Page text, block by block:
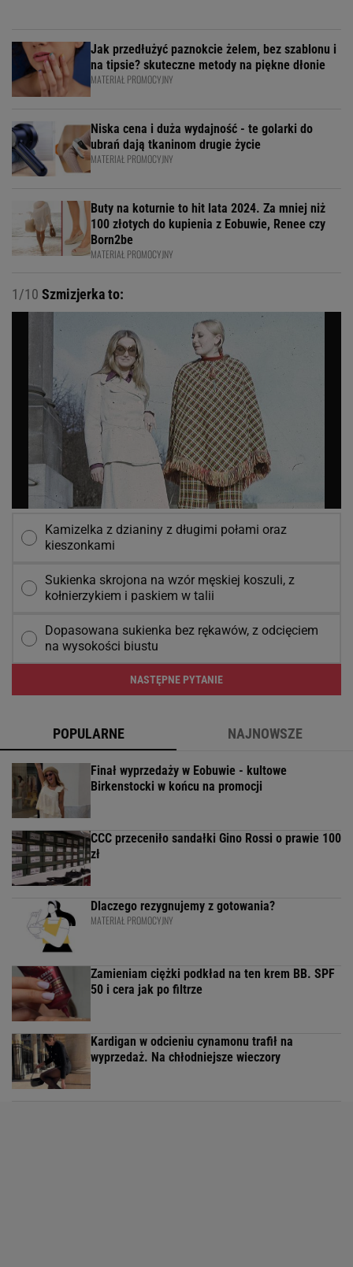
Jak przedłużyć paznokcie żelem, bez szablonu i
na tipsie? skuteczne metody na piękne dłonie
MATERIAŁ PROMOCYJNY
Niska cena i duża wydajność - te golarki do
ubrań dają tkaninom drugie życie
MATERIAŁ PROMOCYJNY
Buty na koturnie to hit lata 2024. Za mniej niż
100 złotych do kupienia z Eobuwie, Renee czy
Born2be
MATERIAŁ PROMOCYJNY
1/10 Szmizjerka to:
Kamizelka z dzianiny z długimi połami oraz
kieszonkami
Sukienka skrojona na wzór męskiej koszuli, z
kołnierzykiem i paskiem w talii
Dopasowana sukienka bez rękawów, z odcięciem
na wysokości biustu
NASTĘPNE PYTANIE
POPULARNE NAJNOWSZE
Finał wyprzedaży w Eobuwie - kultowe
Birkenstocki w końcu na promocji
CCC przeceniło sandałki Gino Rossi o prawie 100
zł
Dlaczego rezygnujemy z gotowania?
MATERIAŁ PROMOCYJNY
Zamieniam ciężki podkład na ten krem BB. SPF
50 i cera jak po filtrze
Kardigan w odcieniu cynamonu trafił na
wyprzedaż. Na chłodniejsze wieczory